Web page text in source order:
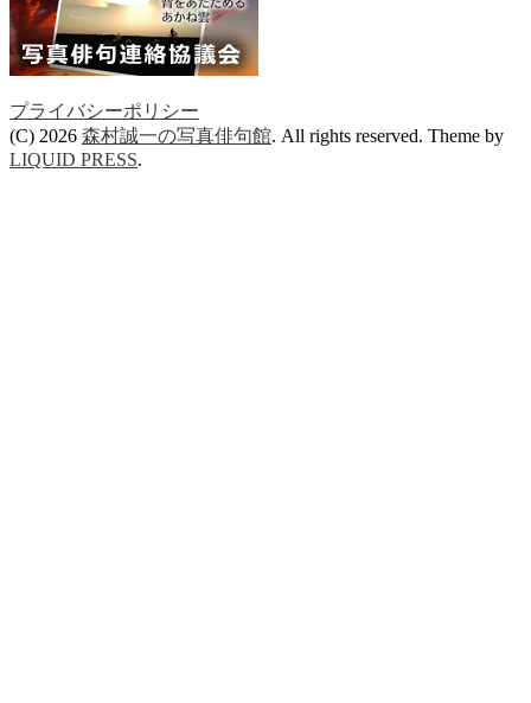
プライバシーポリシー
(C) 2026 森村誠一の写真俳句館. All rights reserved. Theme by
LIQUID PRESS.